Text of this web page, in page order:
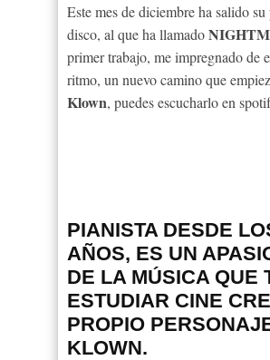
Este mes de diciembre ha salido
disco, al que ha llamado
primer trabajo, me impregnado de
ritmo, un nuevo camino que
Klown, puedes escucharlo en
PIANISTA DESDE
AÑOS, ES UN
DE LA MÚSICA QUE
ESTUDIAR CINE
PROPIO
KLOWN.